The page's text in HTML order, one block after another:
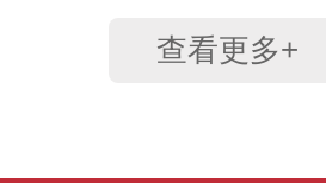
查看更多+